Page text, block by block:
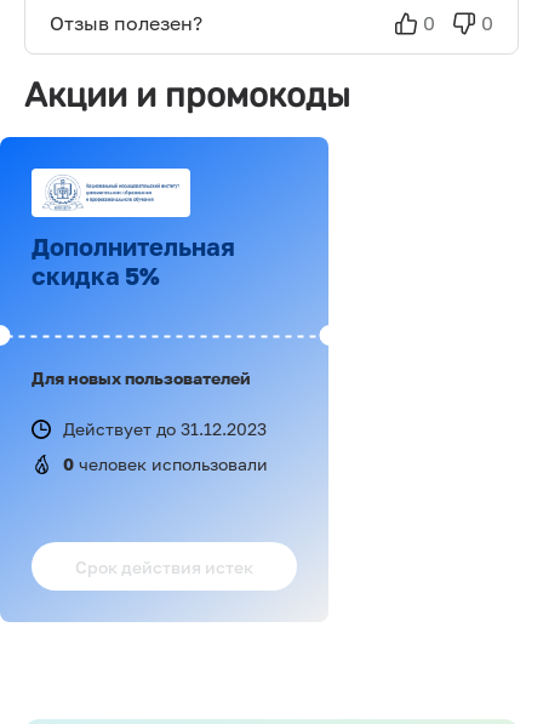
Отзыв полезен? 0 0
Акции и промокоды
Дополнительная
скидка 5%
Для новых пользователей
Действует до 31.12.2023
0 человек использовали
Срок действия истек